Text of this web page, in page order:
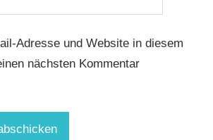
Adresse und Website in diesem
nächsten Kommentar